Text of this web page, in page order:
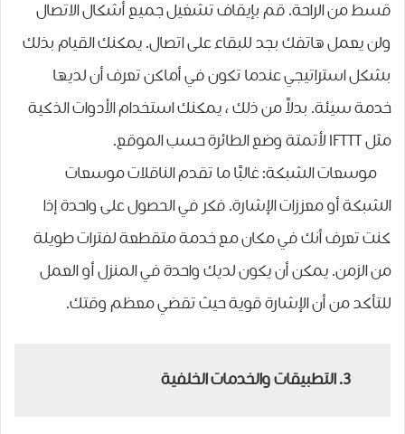
قسط من الراحة. قم بإيقاف تشغيل جميع أشكال الاتصال
ولن يعمل هاتفك بجد للبقاء على اتصال. يمكنك القيام بذلك
بشكل استراتيجي عندما تكون في أماكن تعرف أن لديها
خدمة سيئة. بدلاً من ذلك ، يمكنك استخدام الأدوات الذكية
مثل IFTTT لأتمتة وضع الطائرة حسب الموقع.
موسعات الشبكة: غالبًا ما تقدم الناقلات موسعات
الشبكة أو معززات الإشارة. فكر في الحصول على واحدة إذا
كنت تعرف أنك في مكان مع خدمة متقطعة لفترات طويلة
من الزمن. يمكن أن يكون لديك واحدة في المنزل أو العمل
للتأكد من أن الإشارة قوية حيث تقضي معظم وقتك.
3. التطبيقات والخدمات الخلفية